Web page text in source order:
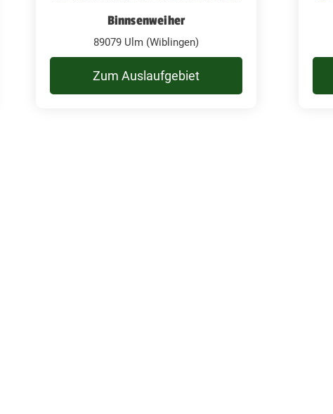
Binnsenweiher
89079 Ulm (Wiblingen)
Zum Auslaufgebiet